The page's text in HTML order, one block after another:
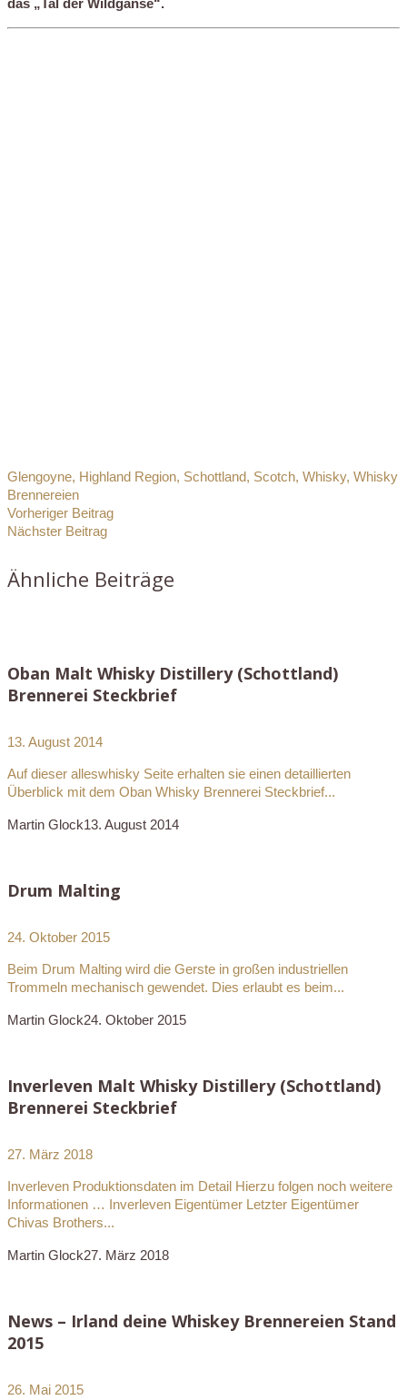
das „Tal der Wildgänse“.
Glengoyne, Highland Region, Schottland, Scotch, Whisky, Whisky
Brennereien
Vorheriger Beitrag
Nächster Beitrag
Ähnliche Beiträge
Oban Malt Whisky Distillery (Schottland)
Brennerei Steckbrief
13. August 2014
Auf dieser alleswhisky Seite erhalten sie einen detaillierten
Überblick mit dem Oban Whisky Brennerei Steckbrief...
Martin Glock13. August 2014
Drum Malting
24. Oktober 2015
Beim Drum Malting wird die Gerste in großen industriellen
Trommeln mechanisch gewendet. Dies erlaubt es beim...
Martin Glock24. Oktober 2015
Inverleven Malt Whisky Distillery (Schottland)
Brennerei Steckbrief
27. März 2018
Inverleven Produktionsdaten im Detail Hierzu folgen noch weitere
Informationen … Inverleven Eigentümer Letzter Eigentümer
Chivas Brothers...
Martin Glock27. März 2018
News – Irland deine Whiskey Brennereien Stand
2015
26. Mai 2015